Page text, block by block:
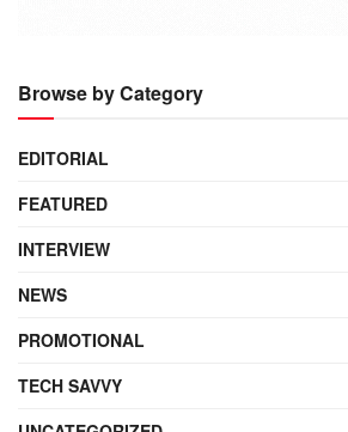
Browse by Category
EDITORIAL
FEATURED
INTERVIEW
NEWS
PROMOTIONAL
TECH SAVVY